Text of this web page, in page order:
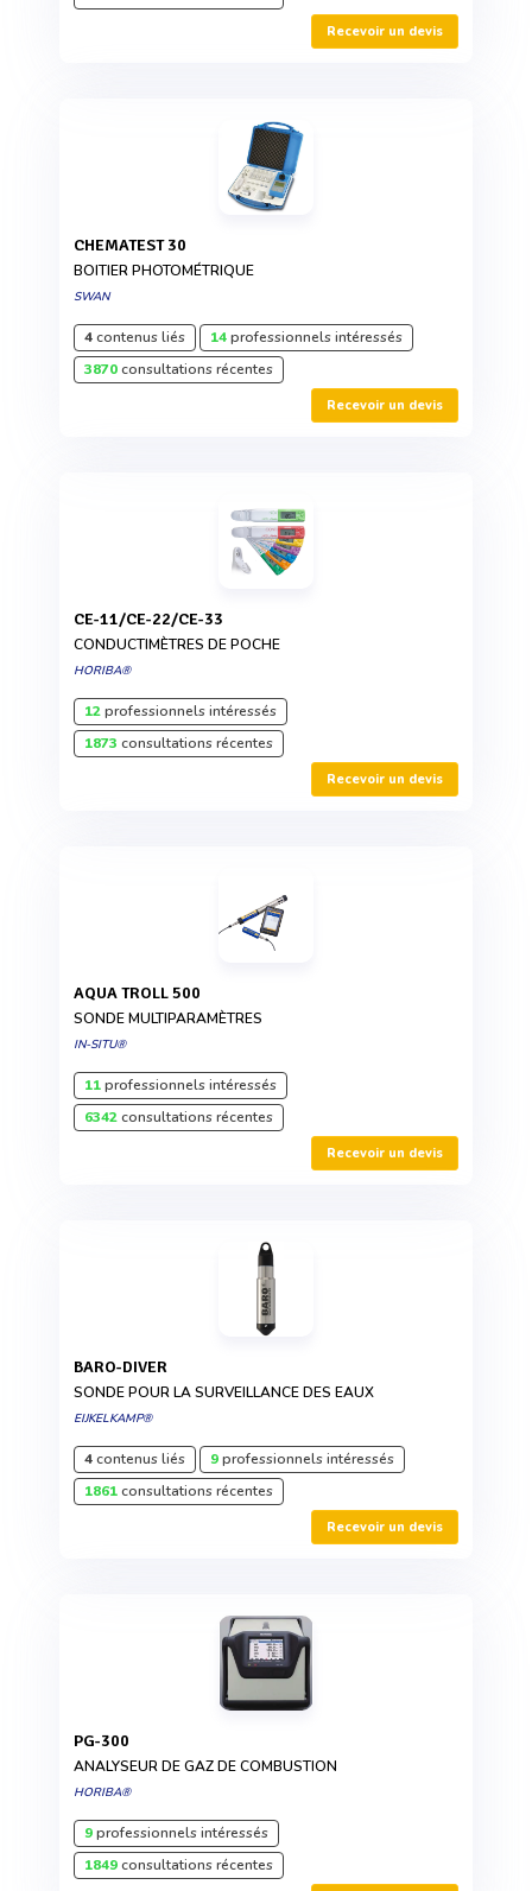
Recevoir un devis
CHEMATEST 30
BOITIER PHOTOMÉTRIQUE
SWAN
4contenus liés 14professionnels intéressés
3870consultations récentes
Recevoir un devis
CE-11/CE-22/CE-33
CONDUCTIMÈTRES DE POCHE
HORIBA®
12professionnels intéressés
1873 consultations récentes
Recevoir un devis
AQUA TROLL 500
SONDE MULTIPARAMÈTRES
IN-SITU®
11professionnels intéressés
6342consultations récentes
Recevoir un devis
BARO-DIVER
SONDE POUR LA SURVEILLANCE DES EAUX
EIJKELKAMP®
4contenus liés 9professionnels intéressés
1861consultations récentes
Recevoir un devis
PG-300
ANALYSEUR DE GAZ DE COMBUSTION
HORIBA®
9professionnels intéressés
1849consultations récentes